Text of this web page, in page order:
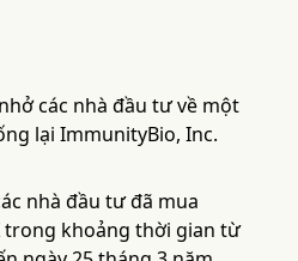
các nhà đầu tư về một
lại ImmunityBio, Inc.
nhà đầu tư đã mua
trong khoảng thời gian từ